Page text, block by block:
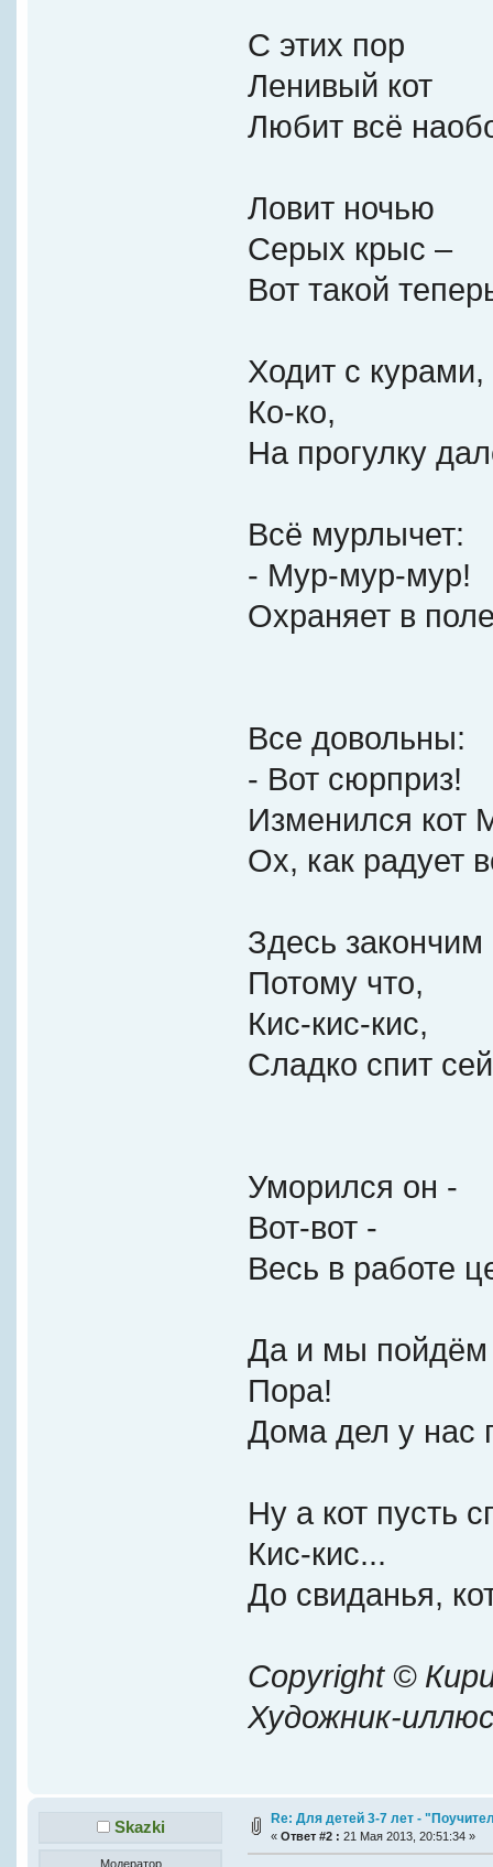
С этих пор
Ленивый кот
Любит всё
Ловит ночью
Серых крыс –
Вот такой
Ходит с курами,
Ко-ко,
На прогулку
Всё мурлычет:
- Мур-мур-мур!
Охраняет в
Все довольны:
- Вот сюрприз!
Изменился кот
Ох, как радует
Здесь
Потому что,
Кис-кис-кис,
Сладко спит
Уморился он -
Вот-вот -
Весь в работе
Да и мы пойдём
Пора!
Дома дел у нас
Ну а кот пусть
Кис-кис...
До свиданья,
Copyright ©
Художник-
Skazki
Модератор
Re: Для детей 3-7 лет -
« Ответ #2 : 21 Мая 2013, 20:51:34 »